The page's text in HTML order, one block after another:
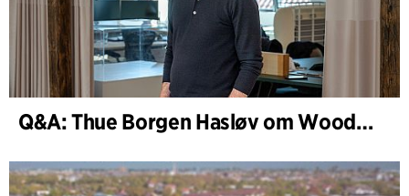
Q&A: Thue Borgen Hasløv om WoodHub